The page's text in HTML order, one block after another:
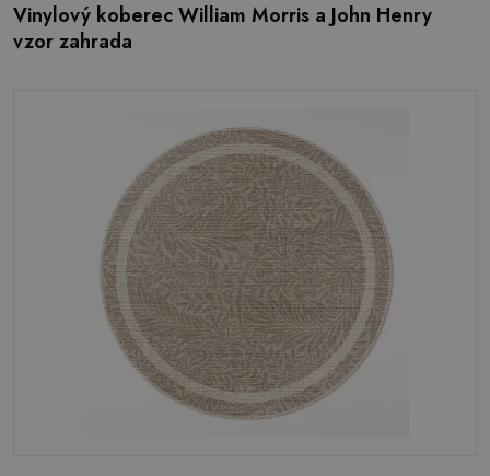
Vinylový koberec William Morris a John Henry
vzor zahrada